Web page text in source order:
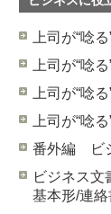
上司が“唸
上司が“唸
上司が“唸
上司が“唸
番外編 ビ
ビジネス文
基本形/連